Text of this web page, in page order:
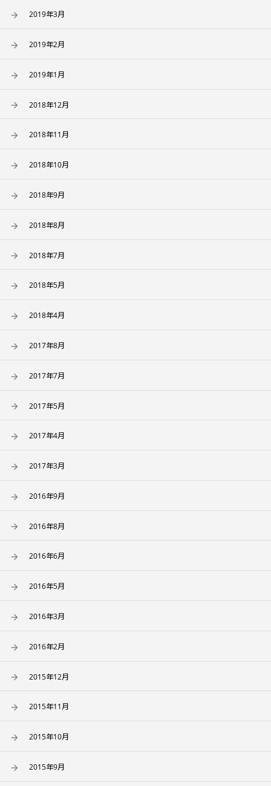
2019年3月
2019年2月
2019年1月
2018年12月
2018年11月
2018年10月
2018年9月
2018年8月
2018年7月
2018年5月
2018年4月
2017年8月
2017年7月
2017年5月
2017年4月
2017年3月
2016年9月
2016年8月
2016年6月
2016年5月
2016年3月
2016年2月
2015年12月
2015年11月
2015年10月
2015年9月